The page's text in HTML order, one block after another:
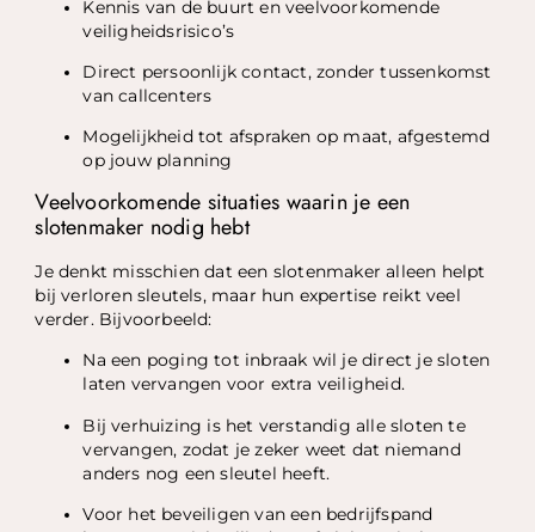
Kennis van de buurt en veelvoorkomende
veiligheidsrisico’s
Direct persoonlijk contact, zonder tussenkomst
van callcenters
Mogelijkheid tot afspraken op maat, afgestemd
op jouw planning
Veelvoorkomende situaties waarin je een
slotenmaker nodig hebt
Je denkt misschien dat een slotenmaker alleen helpt
bij verloren sleutels, maar hun expertise reikt veel
verder. Bijvoorbeeld:
Na een poging tot inbraak wil je direct je sloten
laten vervangen voor extra veiligheid.
Bij verhuizing is het verstandig alle sloten te
vervangen, zodat je zeker weet dat niemand
anders nog een sleutel heeft.
Voor het beveiligen van een bedrijfspand